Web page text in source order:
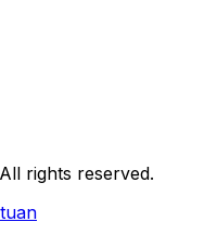
rights reserved.